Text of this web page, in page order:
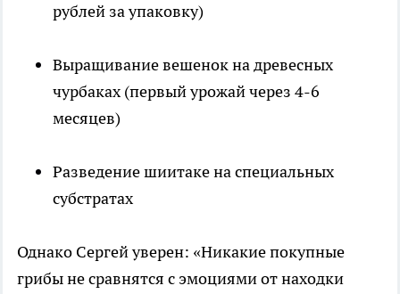
рублей за упаковку)
Выращивание вешенок на древесных
чурбаках (первый урожай через 4-6
месяцев)
Разведение шиитаке на специальных
субстратах
Однако Сергей уверен: «Никакие покупные
грибы не сравнятся с эмоциями от находки